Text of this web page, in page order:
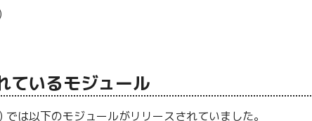
ているモジュール
は以下のモジュールがリリースされていました。